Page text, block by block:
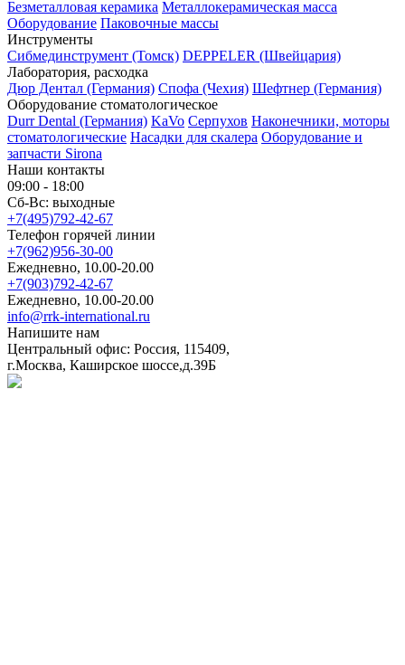
Безметалловая керамика Металлокерамическая масса
Оборудование Паковочные массы
Инструменты
Cибмединструмент (Томск) DEPPELER (Швейцария)
Лаборатория, расходка
Дюр Дентал (Германия) Спофа (Чехия) Шефтнер (Германия)
Оборудование стоматологическое
Durr Dental (Германия) KaVo Серпухов Наконечники, моторы
стоматологические Насадки для скалера Оборудование и
запчасти Sirona
Наши контакты
09:00 - 18:00
Сб-Вс: выходные
+7(495)792-42-67
Телефон горячей линии
+7(962)956-30-00
Ежедневно, 10.00-20.00
+7(903)792-42-67
Ежедневно, 10.00-20.00
info@rrk-international.ru
Напишите нам
Центральный офис: Россия, 115409,
г.Москва, Каширское шоссе,д.39Б